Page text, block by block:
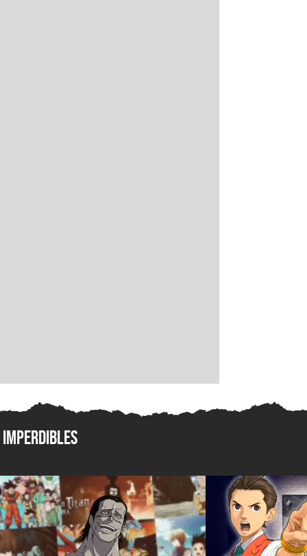
Imperdibles